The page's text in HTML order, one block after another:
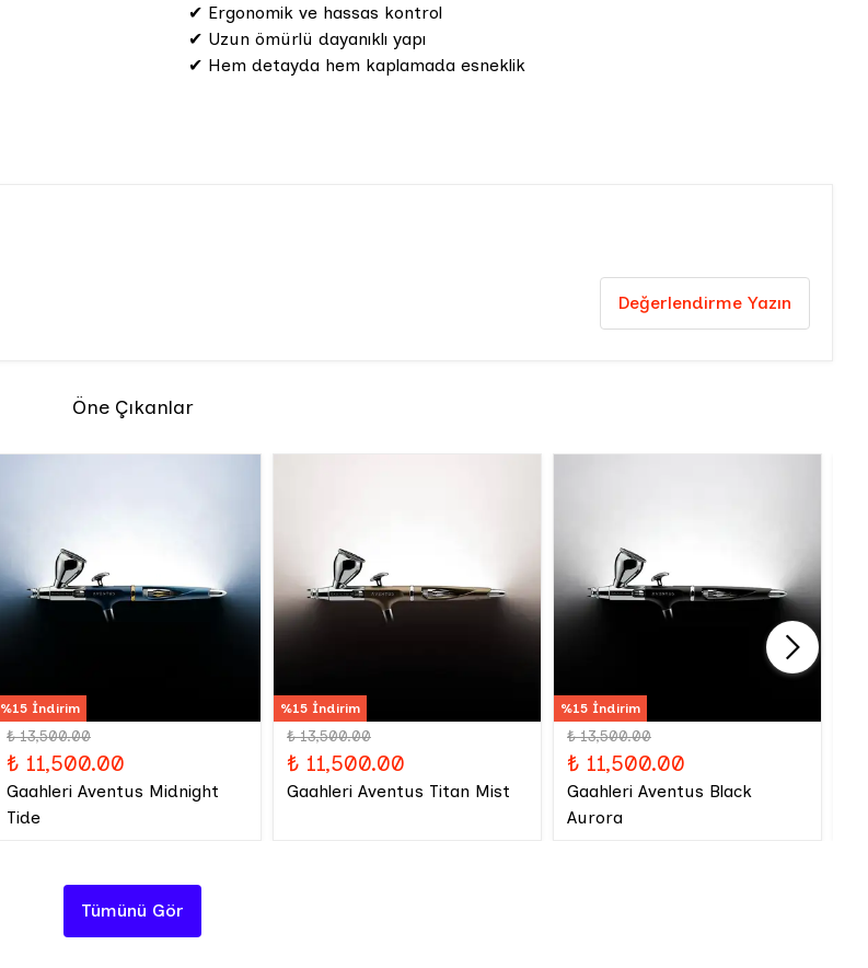
✔ Ergonomik ve hassas kontrol
✔ Uzun ömürlü dayanıklı yapı
✔ Hem detayda hem kaplamada esneklik
Değerlendirme Yazın
Öne Çıkanlar
%15 İndirim
₺ 13,500.00
₺ 11,500.00
Gaahleri Aventus Midnight
Tide
%15 İndirim
₺ 13,500.00
₺ 11,500.00
Gaahleri Aventus Titan Mist
%15 İndirim
₺ 13,500.00
₺ 11,500.00
Gaahleri Aventus Black
Aurora
Tümünü Gör